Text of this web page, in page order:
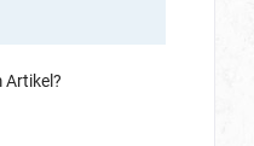
Artikel?